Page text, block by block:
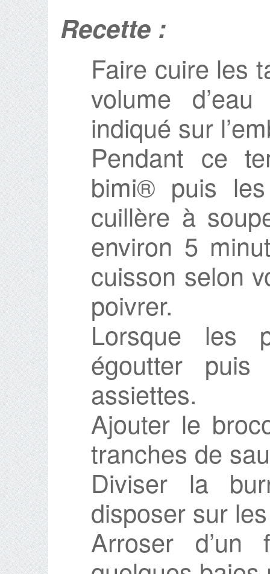
Recette :
Faire cuire les
volume
indiqué sur
Pendant ce
bimi® puis
cuillère à
environ 5
cuisson selon
poivrer.
Lorsque les
égoutter
assiettes.
Ajouter le
tranches de
Diviser la
disposer sur
Arroser d’un